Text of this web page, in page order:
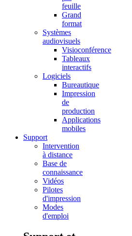
feuille
Grand
format
Systèmes
audiovisuels
Visioconférence
Tableaux
interactifs
Logiciels
Bureautique
Impression
de
production
Applications
mobiles
Support
Intervention
à distance
Base de
connaissance
Vidéos
Pilotes
d'impression
Modes
d'emploi